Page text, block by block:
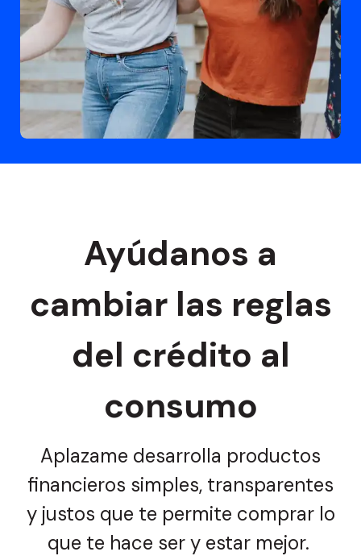
Recursos para comercios
Centro de recursos
Integraciones
Ayuda para tiendas
Precios
Ayúdanos a
cambiar las reglas
del crédito al
consumo
Aplazame desarrolla productos
financieros simples, transparentes
y justos que te permite comprar lo
que te hace ser y estar mejor.